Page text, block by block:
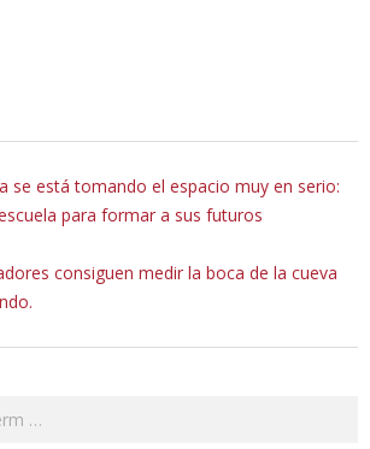
se está tomando el espacio muy en serio:
para formar a sus futuros
consiguen medir la boca de la cueva